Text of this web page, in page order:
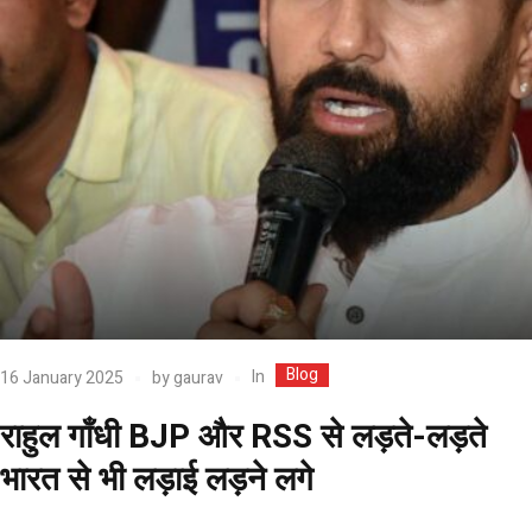
16 January 2025 bygaurav In Blog
राहुल गाँधी BJP और RSS से लड़ते-लड़ते
भारत से भी लड़ाई लड़ने लगे